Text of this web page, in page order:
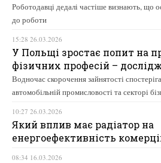
Роботодавці дедалі частіше визнають, що
до роботи
15:28 26.03.2026
У Польщі зростає попит на
фізичних професій –
Водночас скорочення зайнятості
автомобільній промисловості та секторі
10:27 26.03.2026
Який вплив має радіатор на
енергоефективність
08:34 16.03.2026